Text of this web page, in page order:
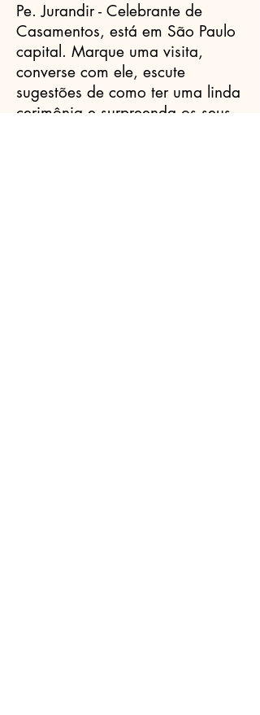
Pe. Jurandir - Celebrante de
Casamentos, está em São Paulo
capital. Marque uma visita,
converse com ele, escute
sugestões de como ter uma linda
cerimônia e surpreenda os seus